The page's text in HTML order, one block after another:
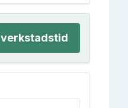
verkstadstid